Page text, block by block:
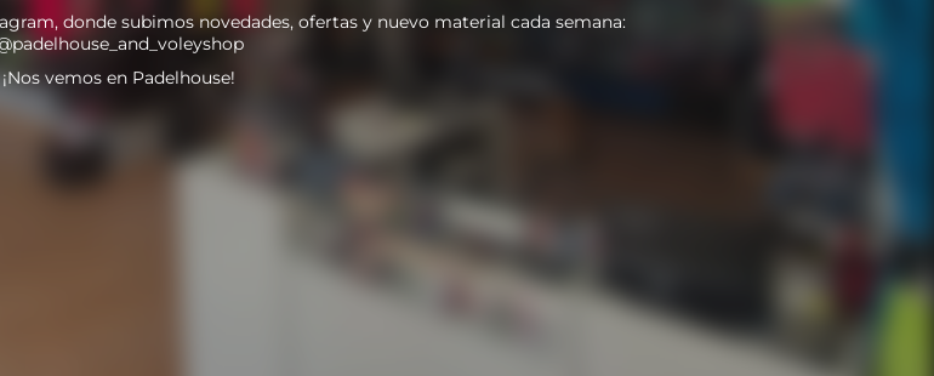
donde subimos novedades, ofertas y nuevo material cada semana:
¡Nos vemos en Padelhouse!